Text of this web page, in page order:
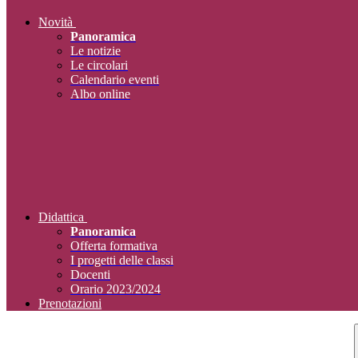
Novità
Panoramica
Le notizie
Le circolari
Calendario eventi
Albo online
Didattica
Panoramica
Offerta formativa
I progetti delle classi
Docenti
Orario 2023/2024
Prenotazioni